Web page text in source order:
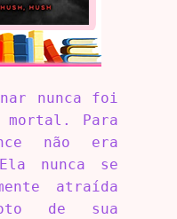
nunca foi
Para
não era
nunca se
atraída
de sua